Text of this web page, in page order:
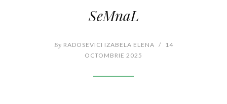
SeMnaL
By RADOSEVICI IZABELA ELENA /
14
OCTOMBRIE 2025